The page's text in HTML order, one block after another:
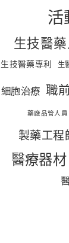
活
生技醫
生技醫藥專利 生
細胞治療 職
藥廠品管人員
製藥工程
醫療器材